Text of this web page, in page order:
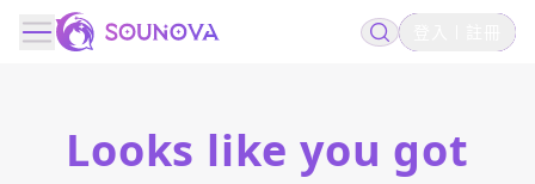
Looks like you got